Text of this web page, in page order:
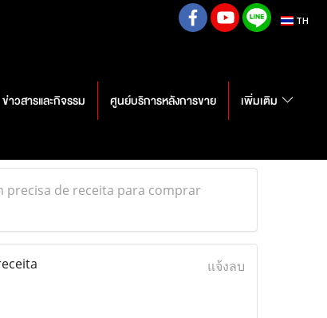
TH
ข่าวสารและกิจรรม ศูนย์บริการหลังการขาย เพิ่มเติม
de receita para comprar
แจ้งลบ